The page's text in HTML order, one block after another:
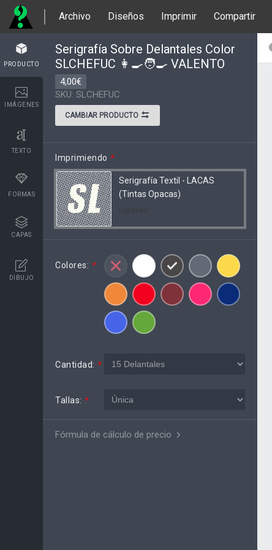
Archivo Diseños Imprimir Compartir
PRODUCTO
IMÁGENES
TEXTO
FORMAS
CAPAS
DIBUJO
Serigrafía Sobre Delantales Color
SLCHEFUC 👩‍🍳🧑‍🍳 VALENTO
4,00€
SKU: SLCHEFUC
CAMBIAR PRODUCTO
Imprimiendo *
Serigrafía Textil - LACAS
(Tintas Opacas)
Detalles
Colores: *
Cantidad: *
Tallas: *
Fórmula de cálculo de precio